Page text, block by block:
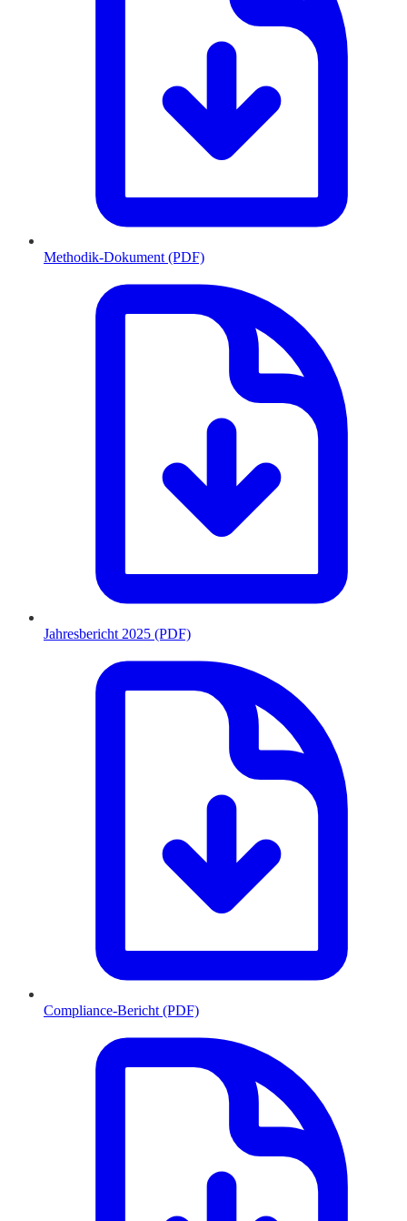
Methodik-Dokument (PDF)
Jahresbericht 2025 (PDF)
Compliance-Bericht (PDF)